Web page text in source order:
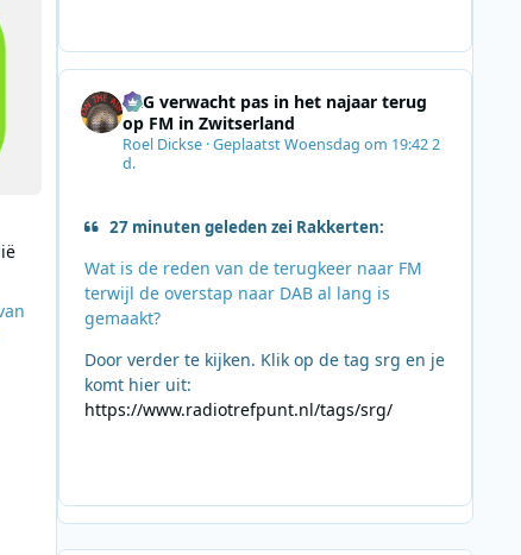
SRG verwacht pas in het najaar terug
op FM in Zwitserland
Roel Dickse·GeplaatstWoensdag om 19:422
d.
27 minuten geleden zei Rakkerten:
Wat is de reden van de terugkeer naar FM
terwijl de overstap naar DAB al lang is
gemaakt?
Door verder te kijken. Klik op de tag srg en je
komt hier uit:
https://www.radiotrefpunt.nl/tags/srg/